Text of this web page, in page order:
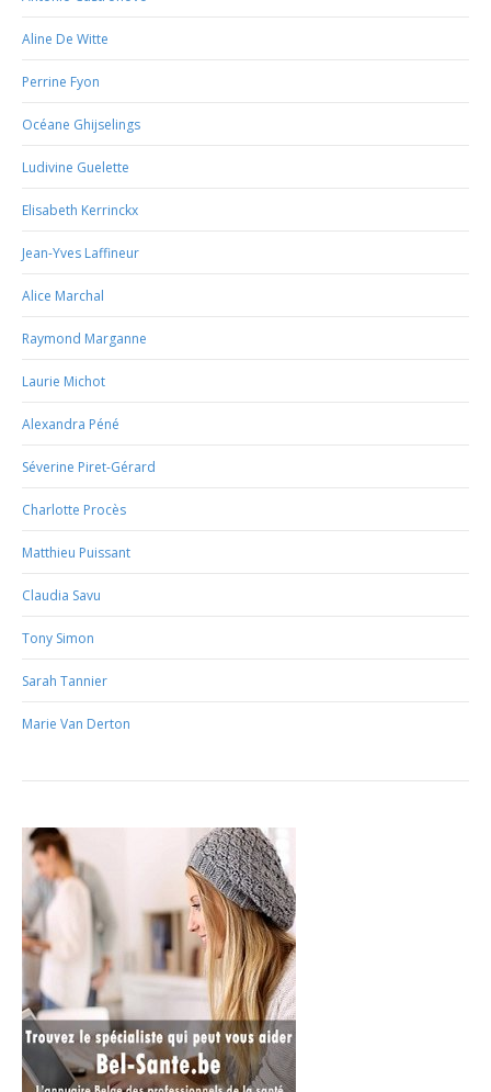
Aline De Witte
Perrine Fyon
Océane Ghijselings
Ludivine Guelette
Elisabeth Kerrinckx
Jean-Yves Laffineur
Alice Marchal
Raymond Marganne
Laurie Michot
Alexandra Péné
Séverine Piret-Gérard
Charlotte Procès
Matthieu Puissant
Claudia Savu
Tony Simon
Sarah Tannier
Marie Van Derton